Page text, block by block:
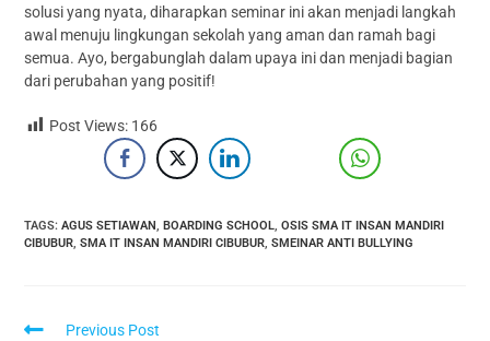
solusi yang nyata, diharapkan seminar ini akan menjadi langkah
awal menuju lingkungan sekolah yang aman dan ramah bagi
semua. Ayo, bergabunglah dalam upaya ini dan menjadi bagian
dari perubahan yang positif!
Post Views: 166
TAGS:AGUS SETIAWAN, BOARDING SCHOOL, OSIS SMA IT INSAN MANDIRI
CIBUBUR, SMA IT INSAN MANDIRI CIBUBUR, SMEINAR ANTI BULLYING
Previous Post